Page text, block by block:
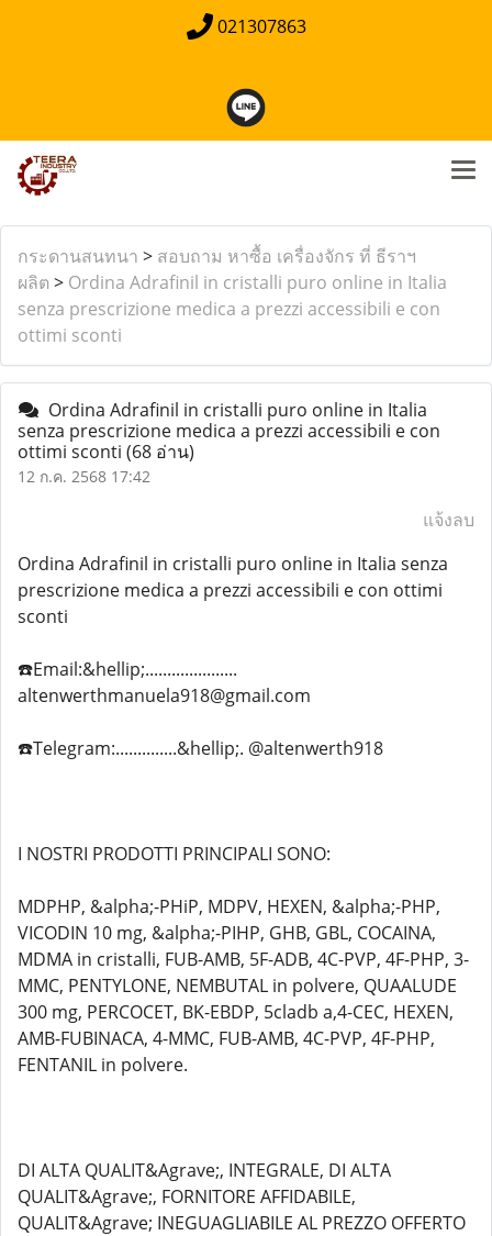
021307863
กระดานสนทนา > สอบถาม หาซื้อ เครื่องจักร ที่ ธีราฯ
ผลิต > Ordina Adrafinil in cristalli puro online in Italia
senza prescrizione medica a prezzi accessibili e con
ottimi sconti
Ordina Adrafinil in cristalli puro online in Italia
senza prescrizione medica a prezzi accessibili e con
ottimi sconti (68 อ่าน)
12 ก.ค. 2568 17:42
แจ้งลบ
Ordina Adrafinil in cristalli puro online in Italia senza
prescrizione medica a prezzi accessibili e con ottimi
sconti
☎️Email:&hellip;.....................
altenwerthmanuela918@gmail.com
☎️Telegram:..............&hellip;. @altenwerth918
I NOSTRI PRODOTTI PRINCIPALI SONO:
MDPHP, &alpha;-PHiP, MDPV, HEXEN, &alpha;-PHP,
VICODIN 10 mg, &alpha;-PIHP, GHB, GBL, COCAINA,
MDMA in cristalli, FUB-AMB, 5F-ADB, 4C-PVP, 4F-PHP, 3-
MMC, PENTYLONE, NEMBUTAL in polvere, QUAALUDE
300 mg, PERCOCET, BK-EBDP, 5cladb a,4-CEC, HEXEN,
AMB-FUBINACA, 4-MMC, FUB-AMB, 4C-PVP, 4F-PHP,
FENTANIL in polvere.
DI ALTA QUALIT&Agrave;, INTEGRALE, DI ALTA
QUALIT&Agrave;, FORNITORE AFFIDABILE,
QUALIT&Agrave; INEGUAGLIABILE AL PREZZO OFFERTO